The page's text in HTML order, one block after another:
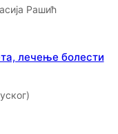
Рашић
лечење болести